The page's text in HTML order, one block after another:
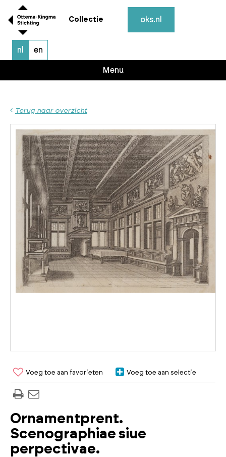
Collectie oks.nl
nl en
Menu
Terug naar overzicht
Voeg toe aan favorieten Voeg toe aan selectie
Ornamentprent.
Scenographiae siue
perpectivae.